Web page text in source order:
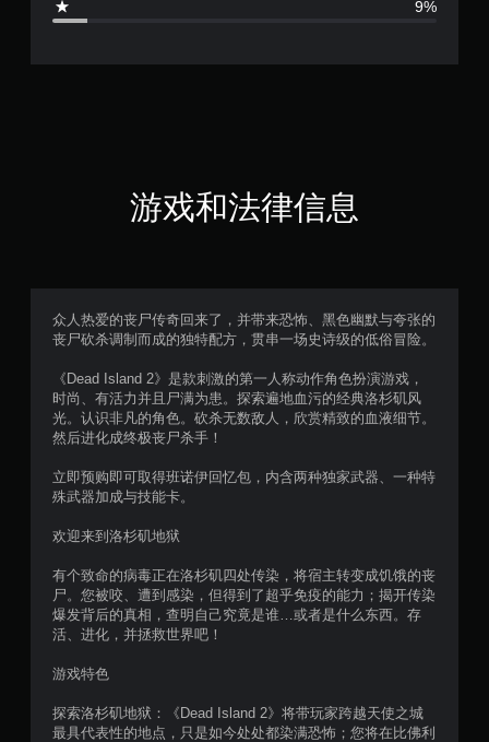
1
5
颗
星
3
4
6
评
9%
游戏和法律信息
众人热爱的丧尸传奇回来了，并带来恐怖、黑色幽默与夸张的
丧尸砍杀调制而成的独特配方，贯串一场史诗级的低俗冒险。
《Dead Island 2》是款刺激的第一人称动作角色扮演游戏，
时尚、有活力并且尸满为患。探索遍地血污的经典洛杉矶风
光。认识非凡的角色。砍杀无数敌人，欣赏精致的血液细节。
然后进化成终极丧尸杀手！
立即预购即可取得班诺伊回忆包，内含两种独家武器、一种特
殊武器加成与技能卡。
欢迎来到洛杉矶地狱
有个致命的病毒正在洛杉矶四处传染，将宿主转变成饥饿的丧
尸。您被咬、遭到感染，但得到了超乎免疫的能力；揭开传染
爆发背后的真相，查明自己究竟是谁…或者是什么东西。存
活、进化，并拯救世界吧！
游戏特色
探索洛杉矶地狱：《Dead Island 2》将带玩家跨越天使之城
最具代表性的地点，只是如今处处都染满恐怖；您将在比佛利